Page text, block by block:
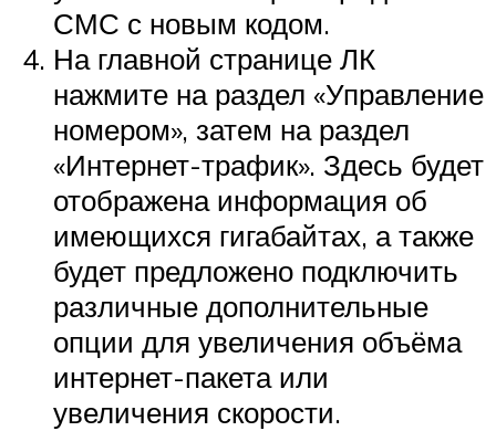
СМС с новым кодом.
На главной странице ЛК
нажмите на раздел «Управление
номером», затем на раздел
«Интернет-трафик». Здесь будет
отображена информация об
имеющихся гигабайтах, а также
будет предложено подключить
различные дополнительные
опции для увеличения объёма
интернет-пакета или
увеличения скорости.